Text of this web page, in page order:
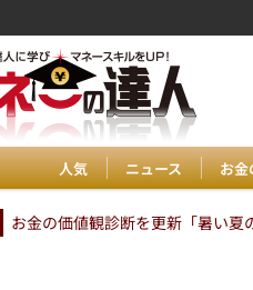
人気 ニュース お金
お金の価値観診断を更新「暑い